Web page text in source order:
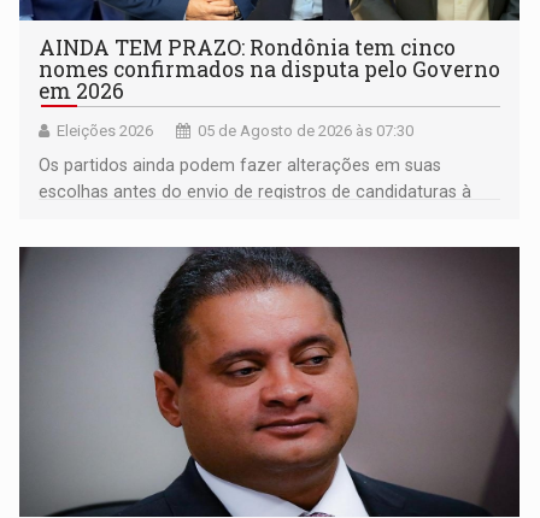
AINDA TEM PRAZO: Rondônia tem cinco
nomes confirmados na disputa pelo Governo
em 2026
Eleições 2026 05 de Agosto de 2026 às 07:30
Os partidos ainda podem fazer alterações em suas
escolhas antes do envio de registros de candidaturas à